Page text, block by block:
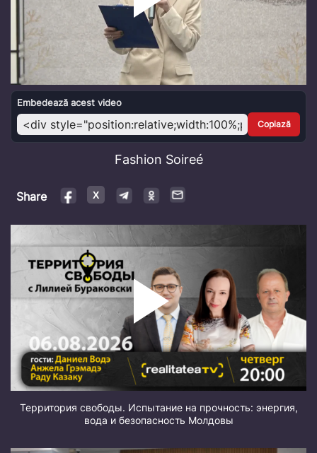
Play
Video
Embedează acest video
Copiază
Fashion Soireé
Share
Территория свободы. Испытание на прочность: энергия,
вода и безопасность Молдовы